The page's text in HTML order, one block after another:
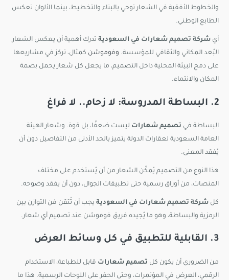
والخطوط الأفقية في الشعار توحي بالبناء والتخطيط، بينما الألوان تعكس
الطابع الوطني.
أي شركة تصميم شعارات في السعودية تدرك أهمية أن يعكس الشعار
البُعد المكاني والثقافي للمؤسسة. وفوموشن كمثال، تركز في مشاريعها
على دمج البيئة المحلية داخل التصميم، ما يجعل كل شعار يحمل بصمة
المكان والانتماء.
2. البساطة المدروسة: لا زحام.. لا فراغ
البساطة في تصميم شعارات ليست ضعفًا، بل قوة. وشعار الهيئة
العامة السعودية لعقارات الدولة يتميز بالحد الأدنى من التفاصيل دون أن
يُفقد المعنى.
هذا النوع من التصميم يُمكّن الشعار من أن يُستخدم على مختلف
المنصات، من أوراق رسمية حتى تطبيقات الجوال، دون أن يفقد وضوحه.
كل شركة تصميم شعارات في السعودية يجب أن تُتقن فن التوازن بين
الرمزية والبساطة، وهو ما يُجيده فريق فوموشن عند تصميم أي شعار.
3. القابلية للتطبيق في كل وسائط العرض
من الضروري أن يكون كل تصميم شعارات قابل للطباعة، الاستخدام
الرقمي، العرض في المؤتمرات، وحتى الحفر على اللوحات الرسمية. هذا ما